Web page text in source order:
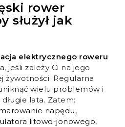
rower
służył jak
elektrycznego roweru
jeśli zależy Ci na jego
żywotności. Regularna
wielu problemów i
lata. Zatem:
napędu,
litowo-jonowego,